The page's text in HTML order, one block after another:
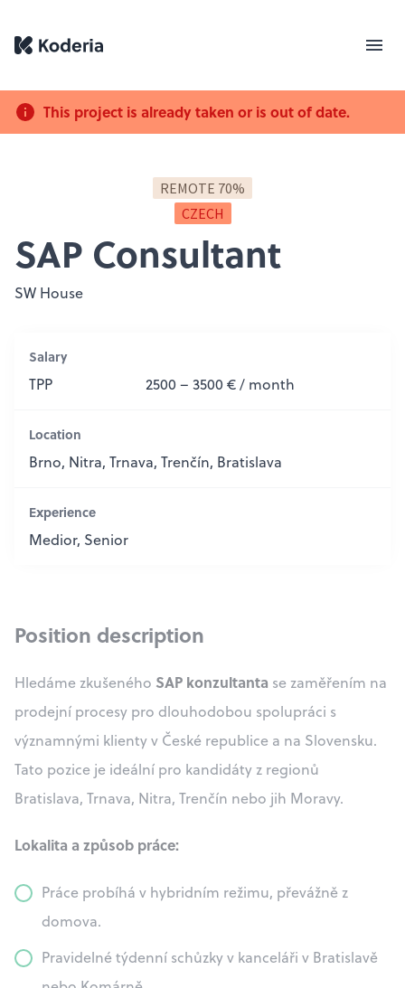
This project is already taken or is out of date.
REMOTE 70%
CZECH
SAP Consultant
SW House
Salary
TPP 2500 – 3500 € / month
Location
Brno, Nitra, Trnava, Trenčín, Bratislava
Experience
Medior, Senior
Position description
Hledáme zkušeného SAP konzultanta se zaměřením na
prodejní procesy pro dlouhodobou spolupráci s
významnými klienty v České republice a na Slovensku.
Tato pozice je ideální pro kandidáty z regionů
Bratislava, Trnava, Nitra, Trenčín nebo jih Moravy.
Lokalita a způsob práce:
Práce probíhá v hybridním režimu, převážně z
domova.
Pravidelné týdenní schůzky v kanceláři v Bratislavě